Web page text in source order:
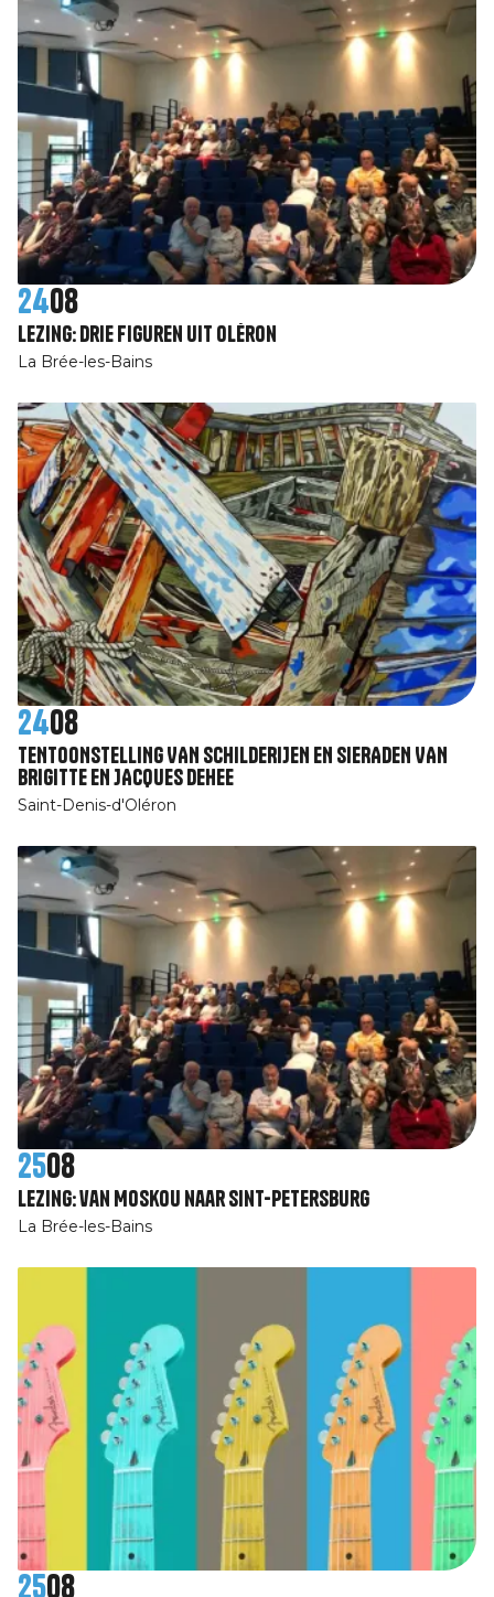
2408
Lezing: Drie figuren uit Oléron
La Brée-les-Bains
2408
TENTOONSTELLING VAN SCHILDERIJEN EN SIERADEN VAN
BRIGITTE EN JACQUES DEHEE
Saint-Denis-d'Oléron
2508
Lezing: van Moskou naar Sint-Petersburg
La Brée-les-Bains
2508